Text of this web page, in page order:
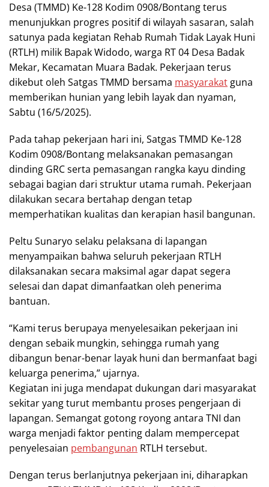
Desa (TMMD) Ke-128 Kodim 0908/Bontang terus
menunjukkan progres positif di wilayah sasaran, salah
satunya pada kegiatan Rehab Rumah Tidak Layak Huni
(RTLH) milik Bapak Widodo, warga RT 04 Desa Badak
Mekar, Kecamatan Muara Badak. Pekerjaan terus
dikebut oleh Satgas TMMD bersama masyarakat guna
memberikan hunian yang lebih layak dan nyaman,
Sabtu (16/5/2025).
Pada tahap pekerjaan hari ini, Satgas TMMD Ke-128
Kodim 0908/Bontang melaksanakan pemasangan
dinding GRC serta pemasangan rangka kayu dinding
sebagai bagian dari struktur utama rumah. Pekerjaan
dilakukan secara bertahap dengan tetap
memperhatikan kualitas dan kerapian hasil bangunan.
Peltu Sunaryo selaku pelaksana di lapangan
menyampaikan bahwa seluruh pekerjaan RTLH
dilaksanakan secara maksimal agar dapat segera
selesai dan dapat dimanfaatkan oleh penerima
bantuan.
“Kami terus berupaya menyelesaikan pekerjaan ini
dengan sebaik mungkin, sehingga rumah yang
dibangun benar-benar layak huni dan bermanfaat bagi
keluarga penerima,” ujarnya.
Kegiatan ini juga mendapat dukungan dari masyarakat
sekitar yang turut membantu proses pengerjaan di
lapangan. Semangat gotong royong antara TNI dan
warga menjadi faktor penting dalam mempercepat
penyelesaian pembangunan RTLH tersebut.
Dengan terus berlanjutnya pekerjaan ini, diharapkan